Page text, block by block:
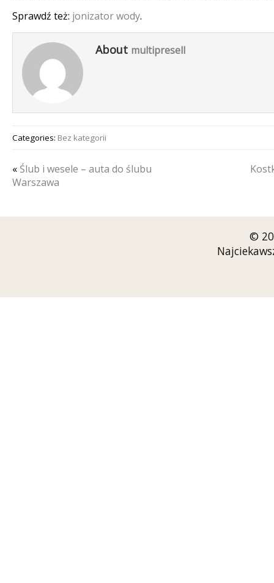
Sprawdź też: jonizator wody.
About multipresell
Categories: Bez kategorii
« Ślub i wesele – auta do ślubu
Warszawa
©